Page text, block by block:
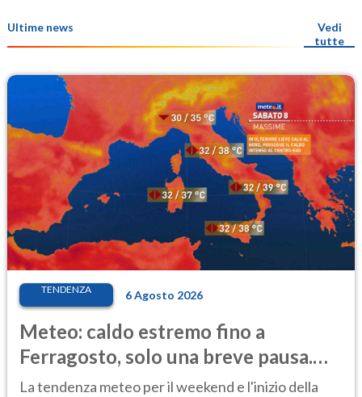
Ultime news
Vedi
tutte
TENDENZA 6 Agosto 2026
Meteo: caldo estremo fino a
Ferragosto, solo una breve pausa.
Ecco dove
La tendenza meteo per il weekend e l'inizio della